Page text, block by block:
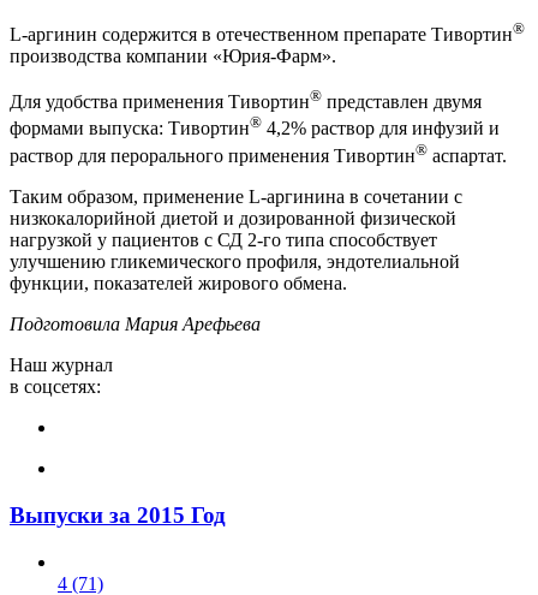
L-аргинин содержится в отечественном препарате Тивортин®
производства компании «Юрия-Фарм».
Для удобства применения Тивортин® представлен двумя
формами выпуска: Тивортин® 4,2% раствор для инфузий и
раствор для перорального применения Тивортин® аспартат.
Таким образом, применение L-аргинина в сочетании с
низкокалорийной диетой и дозированной физической
нагрузкой у пациентов с СД 2-го типа способствует
улучшению гликемического профиля, эндотелиальной
функции, показателей жирового обмена.
Подготовила Мария Арефьева
Наш журнал
в соцсетях:
Выпуски за 2015 Год
4 (71)